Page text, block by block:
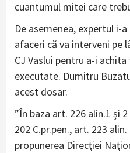
cuantumul mitei care
De asemenea, expertul i-
afaceri că va interveni pe
CJ Vaslui pentru a-i
executate. Dumitru
acest dosar.
”În baza art. 226 alin.1 şi
202 C.pr.pen., art. 223
propunerea Direcţiei